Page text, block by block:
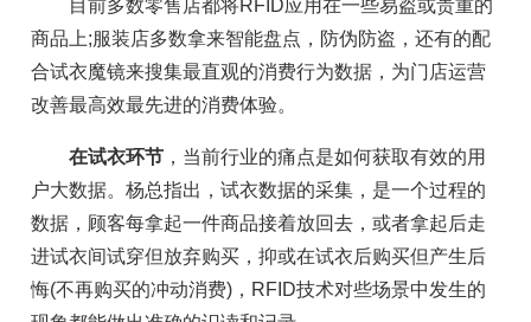
目前多数零售店都将RFID应用在一些易盗或贵重的
商品上;服装店多数拿来智能盘点，防伪防盗，还有的配
合试衣魔镜来搜集最直观的消费行为数据，为门店运营
改善最高效最先进的消费体验。
在试衣环节 ，当前行业的痛点是如何获取有效的用
户大数据。杨总指出，试衣数据的采集，是一个过程的
数据，顾客每拿起一件商品接着放回去，或者拿起后走
进试衣间试穿但放弃购买，抑或在试衣后购买但产生后
悔(不再购买的冲动消费)，RFID技术对些场景中发生的